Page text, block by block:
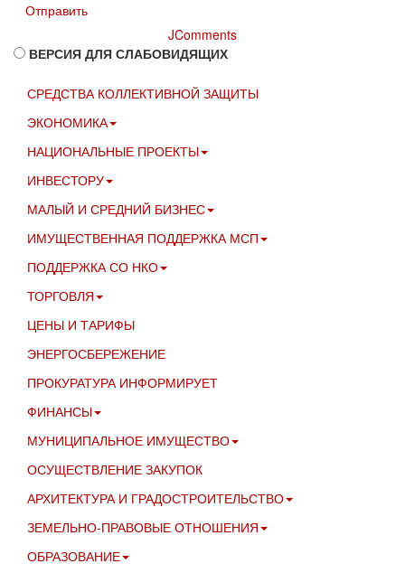
Отправить
JComments
ВЕРСИЯ ДЛЯ СЛАБОВИДЯЩИХ
СРЕДСТВА КОЛЛЕКТИВНОЙ ЗАЩИТЫ
ЭКОНОМИКА
НАЦИОНАЛЬНЫЕ ПРОЕКТЫ
ИНВЕСТОРУ
МАЛЫЙ И СРЕДНИЙ БИЗНЕС
ИМУЩЕСТВЕННАЯ ПОДДЕРЖКА МСП
ПОДДЕРЖКА СО НКО
ТОРГОВЛЯ
ЦЕНЫ И ТАРИФЫ
ЭНЕРГОСБЕРЕЖЕНИЕ
ПРОКУРАТУРА ИНФОРМИРУЕТ
ФИНАНСЫ
МУНИЦИПАЛЬНОЕ ИМУЩЕСТВО
ОСУЩЕСТВЛЕНИЕ ЗАКУПОК
АРХИТЕКТУРА И ГРАДОСТРОИТЕЛЬСТВО
ЗЕМЕЛЬНО-ПРАВОВЫЕ ОТНОШЕНИЯ
ОБРАЗОВАНИЕ